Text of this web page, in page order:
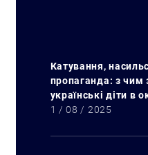
Катування,
пропаганда: з чим
українські діти в
1 / 08 / 2025